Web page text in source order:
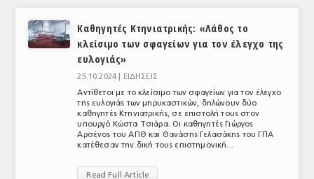
ΘΕΜΑΤΑ
ΕΥΡΩΠΑΪΚΕΣ ΑΠΟΦΑΣΕΙΣ
Καθηγητές Κτηνιατρικής: «Λάθος το
κλείσιμο των σφαγείων για τον έλεγχο της
ευλογιάς»
25.10.2024 |
ΕΙΔΗΣΕΙΣ
Αντίθετοι με το κλείσιμο των σφαγείων για τον έλεγχο
της ευλογιάς των μηρυκαστικών, δηλώνουν δύο
καθηγητές Κτηνιατρικής, σε επιστολή τους στον
υπουργό Κώστα Τσιάρα. Οι καθηγητές Γιώργος
Αρσένος του ΑΠΘ και Θανάσης Γελασάκης του ΓΠΑ
κατέθεσαν την δική τους επιστημονική...
Read Full Article